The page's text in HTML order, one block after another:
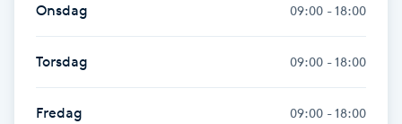
Hyperhidros
Hypnos
Hårborttagning
Onsdag 09:00 - 18:00
Torsdag 09:00 - 18:00
Fredag 09:00 - 18:00